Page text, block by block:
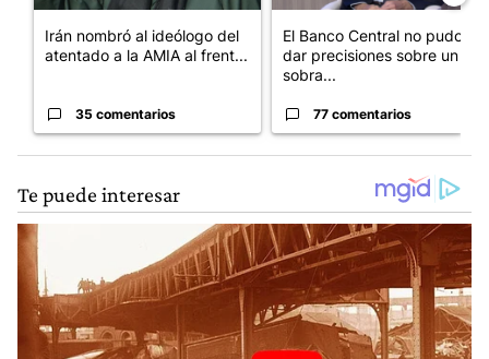
Irán nombró al ideólogo del
atentado a la AMIA al frent...
35 comentarios
El Banco Central no pudo
dar precisiones sobre un
sobra...
77 comentarios